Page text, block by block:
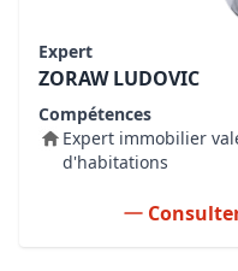
Expert
ZORAW LUDOVIC
Compétences
Expert immobilier
d'habitations